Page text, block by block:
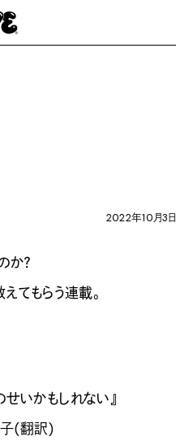
2022年10月3日
か？
てもらう連載。
いかもしれない』
子(翻訳)